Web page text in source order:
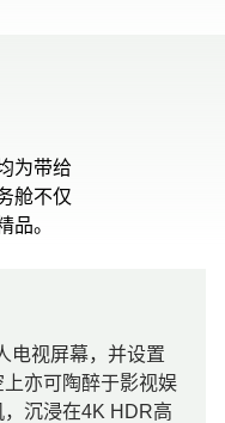
为带给
舱不仅
品。
电视屏幕，并设置
亦可陶醉于影视娱
沉浸在4K HDR高